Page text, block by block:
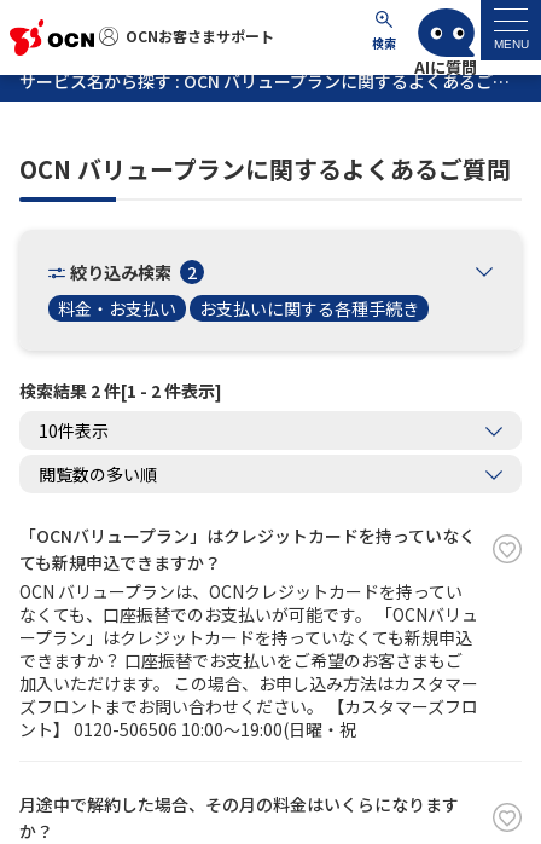
OCNお客さまサポート 検索 MENU
OCNお客さまサポート
マイページ
サポートトップ
サービス名から探す
よくあるご質問
工事・故障情報
各種ダウンロード
お問い合わせ
履歴・お気に入り
お知らせ サポートサイトの使い方
NTTドコモビジネスのお客さ
工事・故障情報通知
OCN サービス一覧
サービス名から探す : OCN バリュープランに関するよくあるご質問
OCN バリュープランに関するよくあるご質問
絞り込み検索
2
料金・お支払い
お支払いに関する各種手続き
検索結果 2 件[1 - 2 件表示]
「OCNバリュープラン」はクレジットカードを持っていなく
ても新規申込できますか？
OCN バリュープランは、OCNクレジットカードを持ってい
なくても、口座振替でのお支払いが可能です。 「OCNバリュ
ープラン」はクレジットカードを持っていなくても新規申込
できますか？ 口座振替でお支払いをご希望のお客さまもご
加入いただけます。 この場合、お申し込み方法はカスタマー
ズフロントまでお問い合わせください。 【カスタマーズフロ
ント】 0120-506506 10:00～19:00(日曜・祝
月途中で解約した場合、その月の料金はいくらになります
か？